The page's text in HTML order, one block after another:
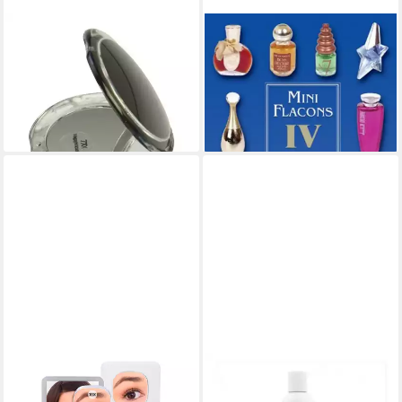
Taschenspiegel
Taschenspiegel, Acryl, rund,
7-fach (1-St), Alle Hauttypen
15,95 €
lieferbar - in 3-4 Werktagen bei dir
FANTASIA
Mini Flacons International
Band 4 / Michael Steiner, Gabi
Herzog
22,50 €
lieferbar - in 2-3 Werktagen bei dir
Badspiegel Reisespiegel
Haarspülung Ic Hair Polisher